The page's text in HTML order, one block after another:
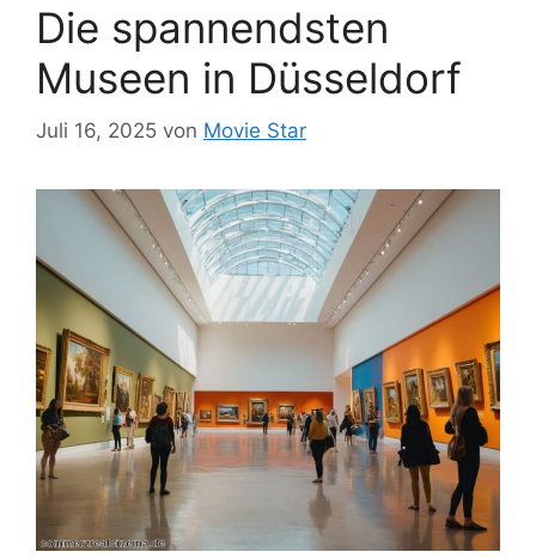
Die spannendsten
Museen in Düsseldorf
Juli 16, 2025 von Movie Star